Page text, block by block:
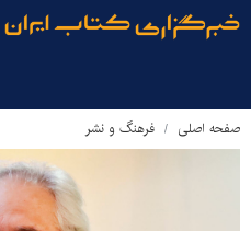
صفحه اصلی فرهنگ و نشر